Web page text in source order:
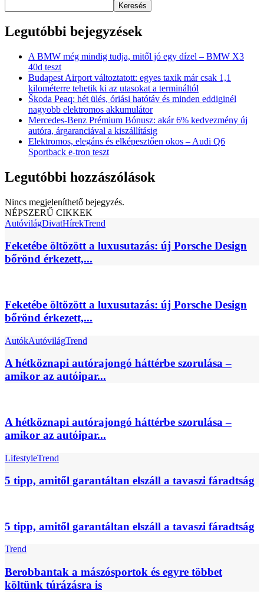
Keresés
Legutóbbi bejegyzések
A BMW még mindig tudja, mitől jó egy dízel – BMW X3
40d teszt
Budapest Airport változtatott: egyes taxik már csak 1,1
kilométerre tehetik ki az utasokat a termináltól
Škoda Peaq: hét ülés, óriási hatótáv és minden eddiginél
nagyobb elektromos akkumulátor
Mercedes-Benz Prémium Bónusz: akár 6% kedvezmény új
autóra, árgaranciával a kiszállításig
Elektromos, elegáns és elképesztően okos – Audi Q6
Sportback e-tron teszt
Legutóbbi hozzászólások
Nincs megjeleníthető bejegyzés.
NÉPSZERŰ CIKKEK
AutóvilágDivatHírekTrend
Feketébe öltözött a luxusutazás: új Porsche Design
bőrönd érkezett,...
Feketébe öltözött a luxusutazás: új Porsche Design
bőrönd érkezett,...
AutókAutóvilágTrend
A hétköznapi autórajongó háttérbe szorulása –
amikor az autóipar...
A hétköznapi autórajongó háttérbe szorulása –
amikor az autóipar...
LifestyleTrend
5 tipp, amitől garantáltan elszáll a tavaszi fáradtság
5 tipp, amitől garantáltan elszáll a tavaszi fáradtság
Trend
Berobbantak a mászósportok és egyre többet
költünk túrázásra is